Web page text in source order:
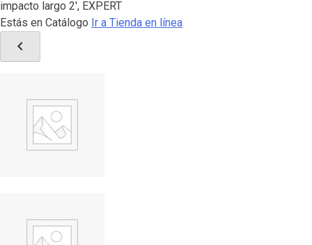
impacto largo 2′, EXPERT
Estás en Catálogo Ir a Tienda en línea
chevron_left